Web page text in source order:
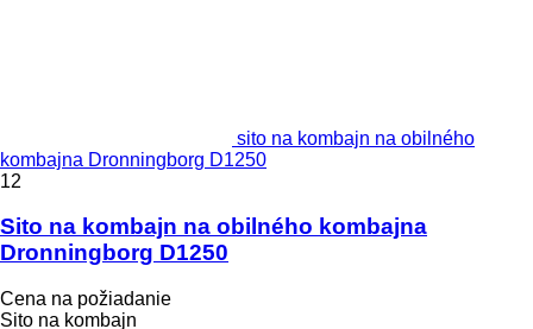
sito na kombajn na obilného
kombajna Dronningborg D1250
12
Sito na kombajn na obilného kombajna
Dronningborg D1250
Cena na požiadanie
Sito na kombajn